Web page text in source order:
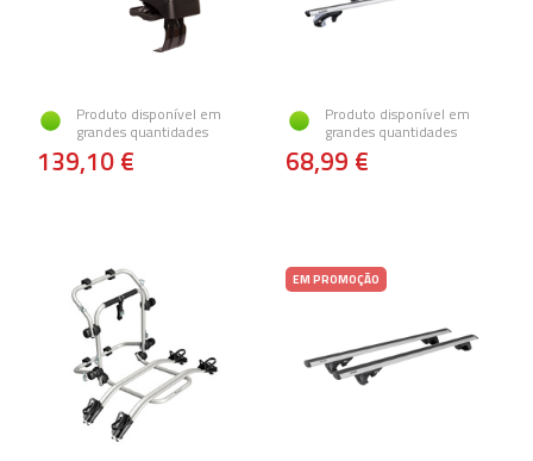
Produto disponível em
grandes quantidades
139,10 €
Produto disponível em
grandes quantidades
68,99 €
EM PROMOÇÃO